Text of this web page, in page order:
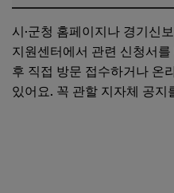
시·군청 홈페이지나 경기신
지원센터에서 관련 신청서
후 직접 방문 접수하거나 온
있어요. 꼭 관할 지자체 공지